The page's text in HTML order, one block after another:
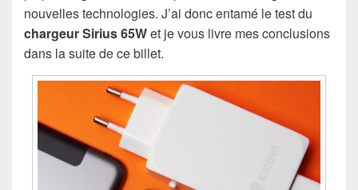
nouvelles technologies. J’ai donc entamé le test du
chargeur Sirius 65Wet je vous livre mes conclusions
dans la suite de ce billet.